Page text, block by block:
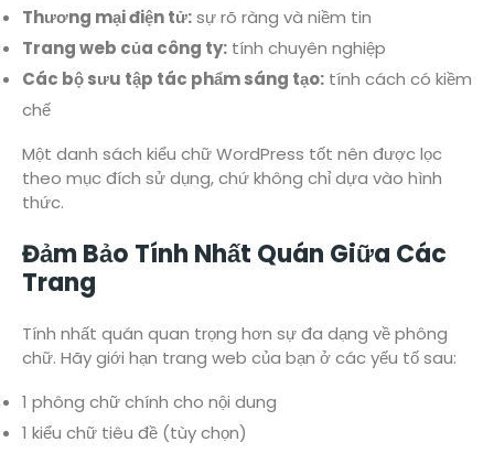
Thương mại điện tử:sự rõ ràng và niềm tin
Trang web của công ty: tính chuyên nghiệp
Các bộ sưu tập tác phẩm sáng tạo: tính cách có kiềm
chế
Một danh sách kiểu chữ WordPress tốt nên được lọc
theo mục đích sử dụng, chứ không chỉ dựa vào hình
thức.
Đảm Bảo Tính Nhất Quán Giữa Các
Trang
Tính nhất quán quan trọng hơn sự đa dạng về phông
chữ. Hãy giới hạn trang web của bạn ở các yếu tố sau:
1 phông chữ chính cho nội dung
1 kiểu chữ tiêu đề (tùy chọn)